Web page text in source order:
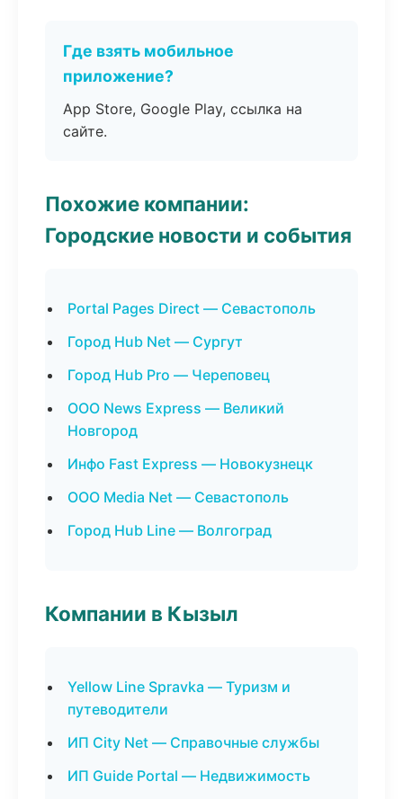
Где взять мобильное
приложение?
App Store, Google Play, ссылка на
сайте.
Похожие компании:
Городские новости и события
Portal Pages Direct — Севастополь
Город Hub Net — Сургут
Город Hub Pro — Череповец
ООО News Express — Великий
Новгород
Инфо Fast Express — Новокузнецк
ООО Media Net — Севастополь
Город Hub Line — Волгоград
Компании в Кызыл
Yellow Line Spravka — Туризм и
путеводители
ИП City Net — Справочные службы
ИП Guide Portal — Недвижимость